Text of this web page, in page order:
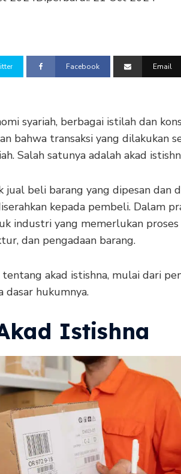
Facebook Email
syariah, berbagai istilah dan
bahwa transaksi yang dilakukan
Salah satunya adalah akad
jual beli barang yang dipesan dan
kepada pembeli. Dalam
industri yang memerlukan
dan pengadaan barang.
akad istishna, mulai dari
dasar hukumnya.
Istishna